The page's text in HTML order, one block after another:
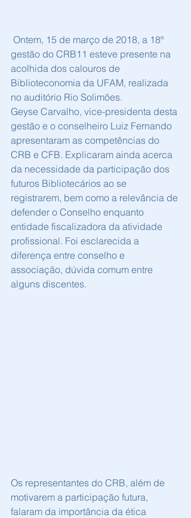
gestão do CRB11 esteve presente na
acolhida dos calouros de
Biblioteconomia da UFAM, realizada
no auditório Rio Solimões.
Geyse Carvalho, vice-presidenta desta
gestão e o conselheiro Luiz Fernando
apresentaram as competências do
CRB e CFB. Explicaram ainda acerca
da necessidade da participação dos
futuros Bibliotecários ao se
registrarem, bem como a relevância de
defender o Conselho enquanto
entidade fiscalizadora da atividade
profissional. Foi esclarecida a
diferença entre conselho e
associação, dúvida comum entre
alguns discentes.
Os representantes do CRB, além de
motivarem a participação futura,
falaram da importância da ética